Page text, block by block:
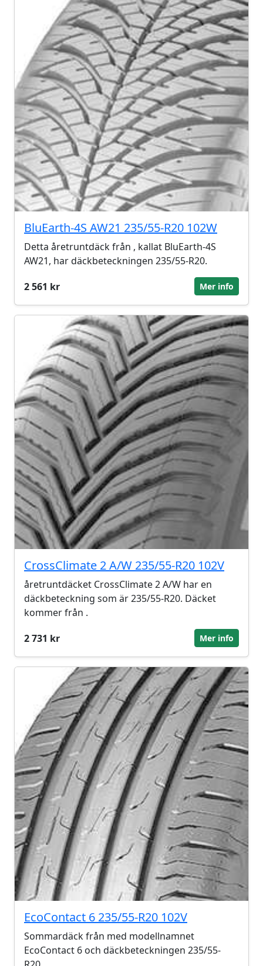
BluEarth-4S AW21 235/55-R20 102W
Detta åretruntdäck från , kallat BluEarth-4S
AW21, har däckbeteckningen 235/55-R20.
2 561 kr
Mer info
CrossClimate 2 A/W 235/55-R20 102V
åretruntdäcket CrossClimate 2 A/W har en
däckbeteckning som är 235/55-R20. Däcket
kommer från .
2 731 kr
Mer info
EcoContact 6 235/55-R20 102V
Sommardäck från med modellnamnet
EcoContact 6 och däckbeteckningen 235/55-